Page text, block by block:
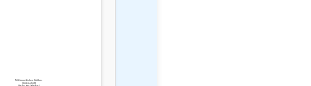
Mit freundlichen Grüßen,
[Unterschrift]